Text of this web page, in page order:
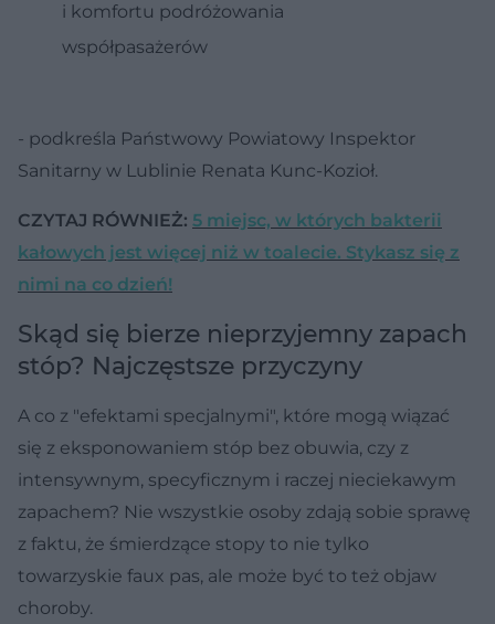
i komfortu podróżowania
współpasażerów
- podkreśla Państwowy Powiatowy Inspektor
Sanitarny w Lublinie Renata Kunc-Kozioł.
CZYTAJ RÓWNIEŻ: 5 miejsc, w których bakterii
kałowych jest więcej niż w toalecie. Stykasz się z
nimi na co dzień!
Skąd się bierze nieprzyjemny zapach
stóp? Najczęstsze przyczyny
A co z "efektami specjalnymi", które mogą wiązać
się z eksponowaniem stóp bez obuwia, czy z
intensywnym, specyficznym i raczej nieciekawym
zapachem? Nie wszystkie osoby zdają sobie sprawę
z faktu, że śmierdzące stopy to nie tylko
towarzyskie faux pas, ale może być to też objaw
choroby.